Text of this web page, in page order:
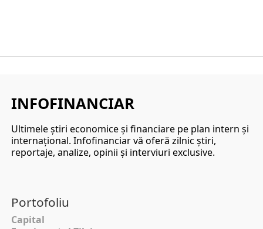
INFOFINANCIAR
Ultimele ştiri economice şi financiare pe plan intern şi
internaţional. Infofinanciar vă oferă zilnic ştiri,
reportaje, analize, opinii şi interviuri exclusive.
Portofoliu
Capital